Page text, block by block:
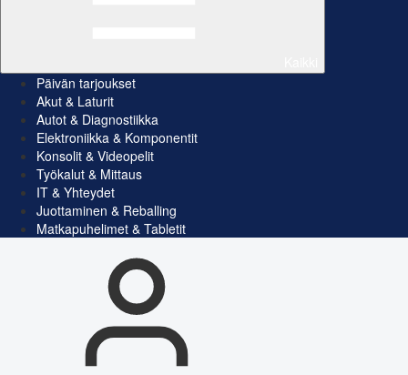
Päivän tarjoukset
Akut & Laturit
Autot & Diagnostiikka
Elektroniikka & Komponentit
Konsolit & Videopelit
Työkalut & Mittaus
IT & Yhteydet
Juottaminen & Reballing
Matkapuhelimet & Tabletit